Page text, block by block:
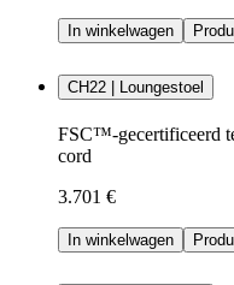
In winkelwagen
CH22 | Loungestoel
FSC™-gecertificeerd
cord
3.701 €
In winkelwagen